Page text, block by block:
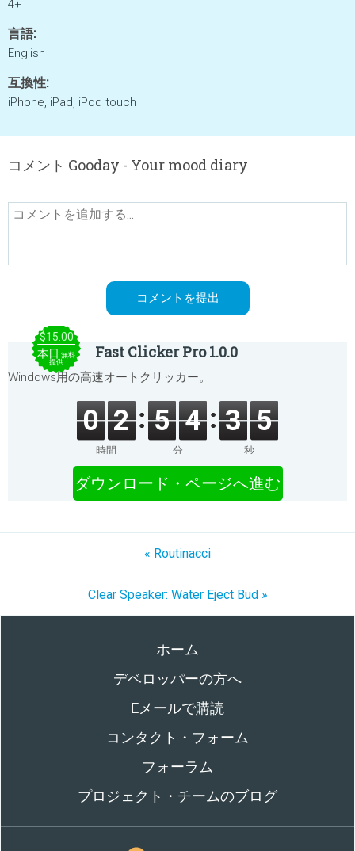
4+
言語:
English
互換性:
iPhone, iPad, iPod touch
コメント Gooday - Your mood diary
$15.00
本日 無料
提供
Fast Clicker Pro 1.0.0
Windows用の高速オートクリッカー。
0 2
時間
5 4
分
3 5
秒
ダウンロード・ページへ進む
« Routinacci
Clear Speaker: Water Eject Bud »
ホーム
デベロッパーの方へ
Eメールで購読
コンタクト・フォーム
フォーラム
プロジェクト・チームのブログ